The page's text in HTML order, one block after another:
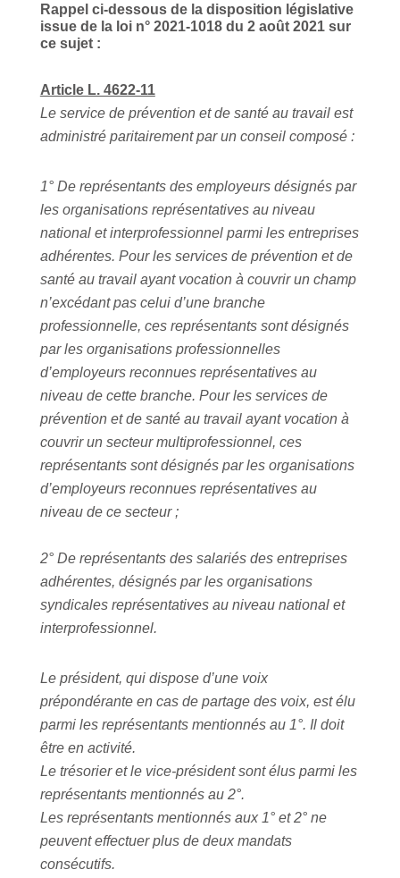
Rappel ci-dessous de la disposition législative
issue de la loi n° 2021-1018 du 2 août 2021 sur
ce sujet :
Article L. 4622-11
Le service de prévention et de santé au travail est
administré paritairement par un conseil composé :
1° De représentants des employeurs désignés par
les organisations représentatives au niveau
national et interprofessionnel parmi les entreprises
adhérentes. Pour les services de prévention et de
santé au travail ayant vocation à couvrir un champ
n’excédant pas celui d’une branche
professionnelle, ces représentants sont désignés
par les organisations professionnelles
d’employeurs reconnues représentatives au
niveau de cette branche. Pour les services de
prévention et de santé au travail ayant vocation à
couvrir un secteur multiprofessionnel, ces
représentants sont désignés par les organisations
d’employeurs reconnues représentatives au
niveau de ce secteur ;
2° De représentants des salariés des entreprises
adhérentes, désignés par les organisations
syndicales représentatives au niveau national et
interprofessionnel.
Le président, qui dispose d’une voix
prépondérante en cas de partage des voix, est élu
parmi les représentants mentionnés au 1°. Il doit
être en activité.
Le trésorier et le vice-président sont élus parmi les
représentants mentionnés au 2°.
Les représentants mentionnés aux 1° et 2° ne
peuvent effectuer plus de deux mandats
consécutifs.